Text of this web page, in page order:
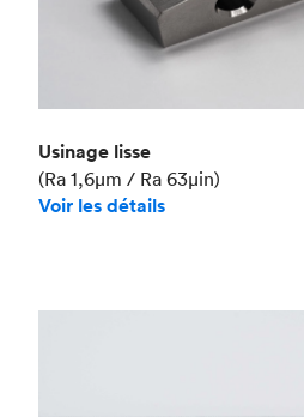
Usinage lisse
(Ra 1,6μm / Ra 63μin)
Voir les détails